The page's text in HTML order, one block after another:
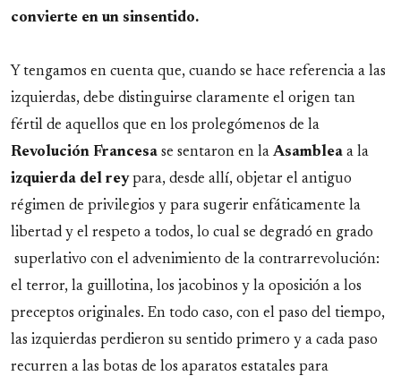
convierte en un sinsentido.
Y tengamos en cuenta que, cuando se hace referencia a las
izquierdas, debe distinguirse claramente el origen tan
fértil de aquellos que en los prolegómenos de la
Revolución Francesa se sentaron en la Asamblea a la
izquierda del reypara, desde allí, objetar el antiguo
régimen de privilegios y para sugerir enfáticamente la
libertad y el respeto a todos, lo cual se degradó en grado
superlativo con el advenimiento de la contrarrevolución:
el terror, la guillotina, los jacobinos y la oposición a los
preceptos originales. En todo caso, con el paso del tiempo,
las izquierdas perdieron su sentido primero y a cada paso
recurren a las botas de los aparatos estatales para